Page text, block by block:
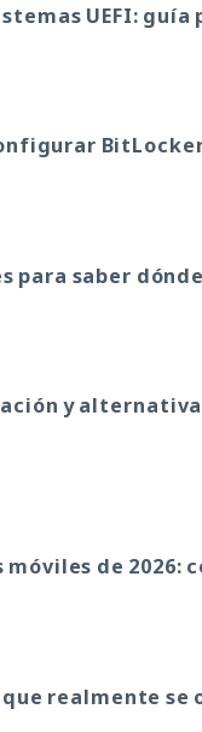
UEFI: guía
para saber
y
de 2026:
realmente se